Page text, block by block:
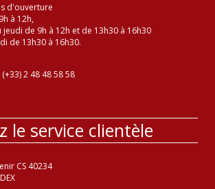
d'ouverture
à 12h,
de 9h à 12h et de 13h30 à 16h30
de 13h30 à 16h30.
2 48 48 58 58
le service clientèle
CS 40234